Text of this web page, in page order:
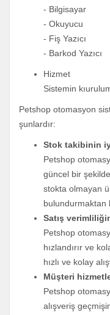
- Bilgisayar
- Okuyucu
- Fiş Yazıcı
- Barkod Yazıcı
Hizmet
Sistemin
Petshop otomasyon
şunlardır:
Stok takibinin
Petshop
güncel bir
stokta olmayan
bulundurmaktan
Satış
Petshop
hızlandırır ve
hızlı ve kolay
Müşteri
Petshop
alışveriş